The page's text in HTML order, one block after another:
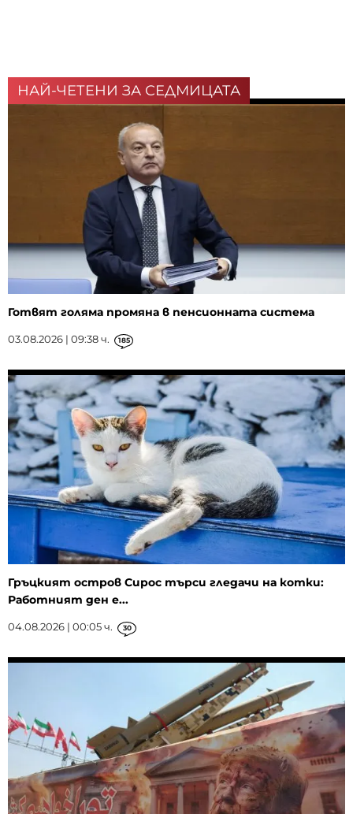
НАЙ-ЧЕТЕНИ ЗА СЕДМИЦАТА
Готвят голяма промяна в пенсионната система
03.08.2026 | 09:38 ч. 185
Гръцкият остров Сирос търси гледачи на котки:
Работният ден е...
04.08.2026 | 00:05 ч. 30